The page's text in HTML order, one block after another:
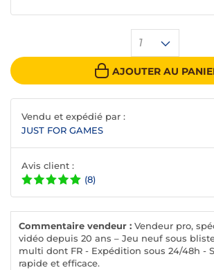
1
AJOUTER AU
Vendu et expédié par :
JUST FOR GAMES
Avis client :
(8)
Commentaire vendeur : Vendeur pro,
vidéo depuis 20 ans – Jeu neuf sous
multi dont FR - Expédition sous 24/48h -
rapide et efficace.